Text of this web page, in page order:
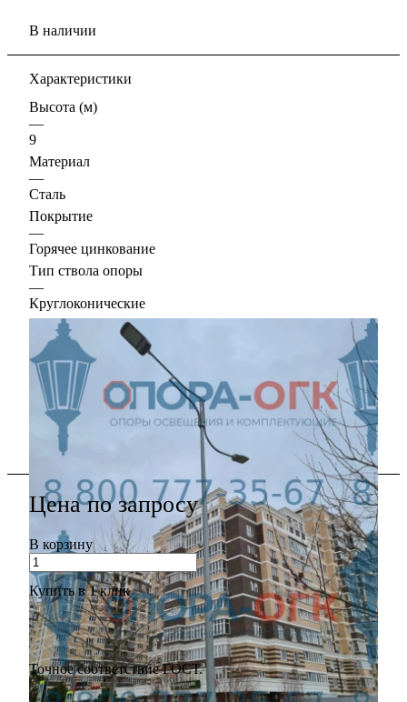
В наличии
Характеристики
Высота (м)
—
9
Материал
—
Сталь
Покрытие
—
Горячее цинкование
Тип ствола опоры
—
Круглоконические
Способ монтажа
Фланцевая
Вид опоры
—
Несиловая
Цена по запросу
В корзину
Купить в 1 клик
Точное соответствие ГОСТ.